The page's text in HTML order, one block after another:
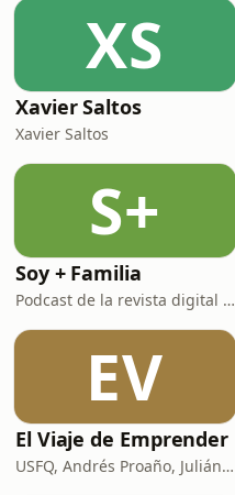
XS
Xavier Saltos
Xavier Saltos
S+
Soy + Familia
Podcast de la revista digital S+F
EV
El Viaje de Emprender
USFQ, Andrés Proaño, Julián Maya, Francisco Ramos y Sebastián Ojeda